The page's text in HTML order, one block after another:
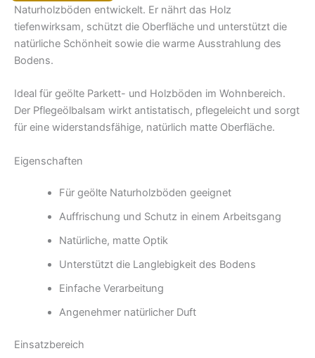
Naturholzböden entwickelt. Er nährt das Holz
tiefenwirksam, schützt die Oberfläche und unterstützt die
natürliche Schönheit sowie die warme Ausstrahlung des
Bodens.
Ideal für geölte Parkett- und Holzböden im Wohnbereich.
Der Pflegeölbalsam wirkt antistatisch, pflegeleicht und sorgt
für eine widerstandsfähige, natürlich matte Oberfläche.
Eigenschaften
Für geölte Naturholzböden geeignet
Auffrischung und Schutz in einem Arbeitsgang
Natürliche, matte Optik
Unterstützt die Langlebigkeit des Bodens
Einfache Verarbeitung
Angenehmer natürlicher Duft
Einsatzbereich